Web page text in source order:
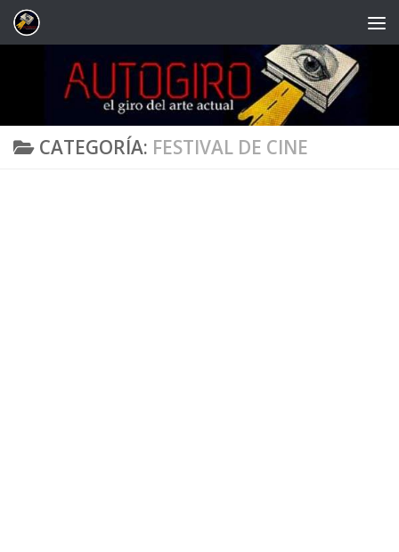
Saltar al contenido
CATEGORÍA: FESTIVAL DE CINE